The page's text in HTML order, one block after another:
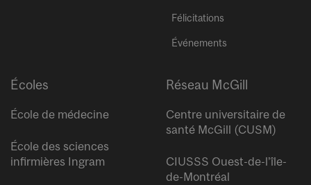
Félicitations
Événements
Écoles
École de médecine
École des sciences
infirmières Ingram
Réseau McGill
Centre universitaire de
santé McGill (CUSM)
CIUSSS Ouest-de-l’île-
de-Montréal